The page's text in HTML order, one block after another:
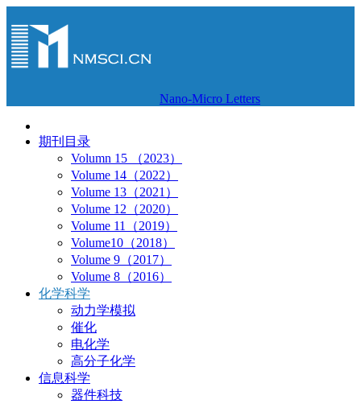
Nano-Micro Letters
期刊目录
Volumn 15 （2023）
Volume 14（2022）
Volume 13（2021）
Volume 12（2020）
Volume 11（2019）
Volume10（2018）
Volume 9（2017）
Volume 8（2016）
化学科学
动力学模拟
催化
电化学
高分子化学
信息科学
器件科技